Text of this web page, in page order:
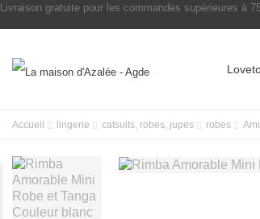
Livraison gratuite pour les commandes supérieures à
Accueil lingerie catsuits, robes, jupes robes